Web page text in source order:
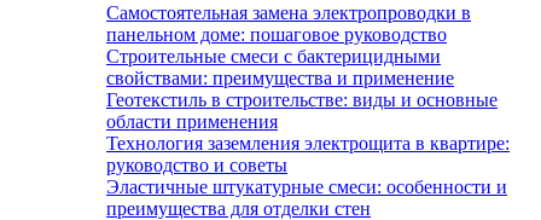
Самостоятельная замена электропроводки в
панельном доме: пошаговое руководство
Строительные смеси с бактерицидными
свойствами: преимущества и применение
Геотекстиль в строительстве: виды и основные
области применения
Технология заземления электрощита в квартире:
руководство и советы
Эластичные штукатурные смеси: особенности и
преимущества для отделки стен